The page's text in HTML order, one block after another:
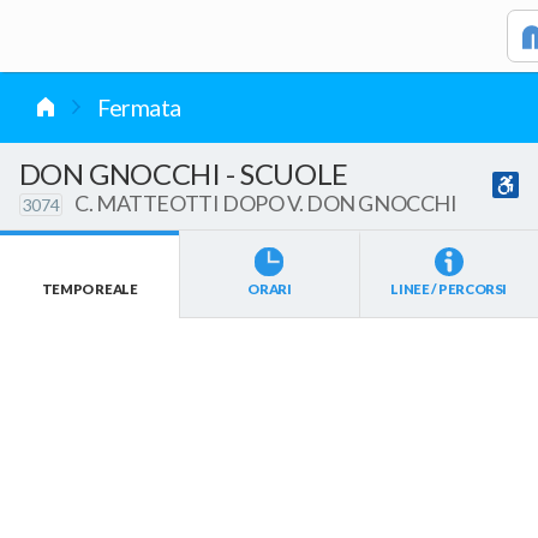
Fermata
DON GNOCCHI - SCUOLE
3074 C. MATTEOTTI DOPO V. DON GNOCCHI
TEMPO REALE ORARI LINEE / PERCORSI